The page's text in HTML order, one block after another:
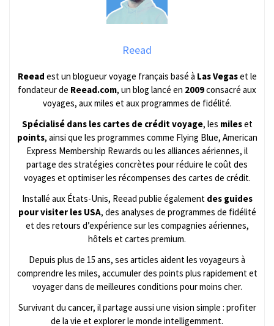
Reead
Reead est un blogueur voyage français basé à Las Vegaset le
fondateur de Reead.com, un blog lancé en 2009consacré aux
voyages, aux miles et aux programmes de fidélité.
Spécialisé dans les cartes de crédit voyage, les mileset
points, ainsi que les programmes comme Flying Blue, American
Express Membership Rewards ou les alliances aériennes, il
partage des stratégies concrètes pour réduire le coût des
voyages et optimiser les récompenses des cartes de crédit.
Installé aux États-Unis, Reead publie également des guides
pour visiter les USA, des analyses de programmes de fidélité
et des retours d’expérience sur les compagnies aériennes,
hôtels et cartes premium.
Depuis plus de 15 ans, ses articles aident les voyageurs à
comprendre les miles, accumuler des points plus rapidement et
voyager dans de meilleures conditions pour moins cher.
Survivant du cancer, il partage aussi une vision simple : profiter
de la vie et explorer le monde intelligemment.